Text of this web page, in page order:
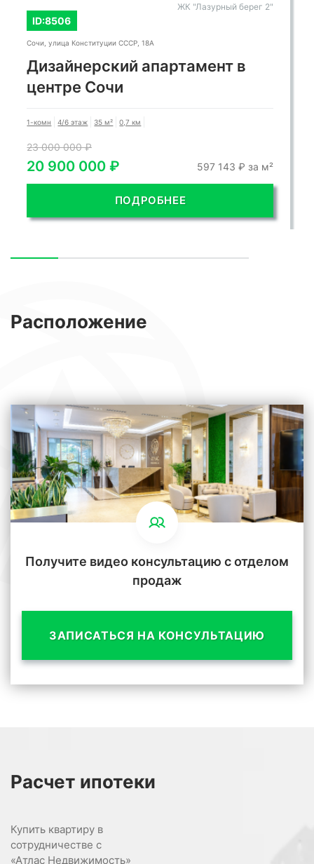
ID:8506
ЖК "Лазурный берег 2"
Сочи, улица Конституции СССР, 18А
Дизайнерский апартамент в
центре Сочи
1-комн 4/6 этаж 35 м² 0,7 км
23 000 000 ₽
20 900 000 ₽ 597 143 ₽ за м²
ПОДРОБНЕЕ
Расположение
Получите видео консультацию с отделом
продаж
ЗАПИСАТЬСЯ НА КОНСУЛЬТАЦИЮ
Расчет ипотеки
Купить квартиру в
сотрудничестве с
«Атлас Недвижимость»